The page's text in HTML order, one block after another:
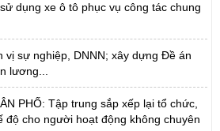
dụng xe ô tô phục vụ công tác chung
vị sự nghiệp, DNNN; xây dựng Đề án
lương...
PHỐ: Tập trung sắp xếp lại tổ chức,
độ cho người hoạt động không chuyên